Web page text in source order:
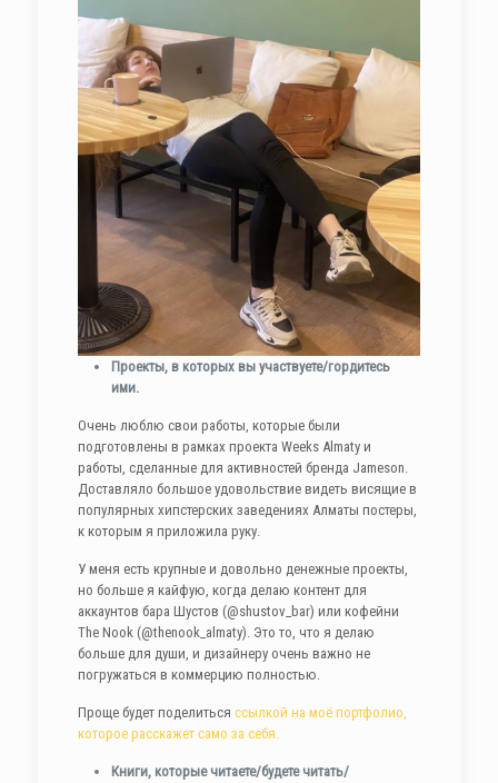
Проекты, в которых вы участвуете/гордитесь
ими.
Очень люблю свои работы, которые были
подготовлены в рамках проекта Weeks Almaty и
работы, сделанные для активностей бренда Jameson.
Доставляло большое удовольствие видеть висящие в
популярных хипстерских заведениях Алматы постеры,
к которым я приложила руку.
У меня есть крупные и довольно денежные проекты,
но больше я кайфую, когда делаю контент для
аккаунтов бара Шустов (@shustov_bar) или кофейни
The Nook (@thenook_almaty). Это то, что я делаю
больше для души, и дизайнеру очень важно не
погружаться в коммерцию полностью.
Проще будет поделитьсяссылкой на моё портфолио,
которое расскажет само за себя.
Книги, которые читаете/будете читать/